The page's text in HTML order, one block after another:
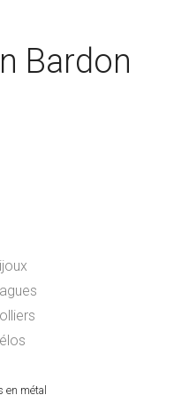
Bardon
métal